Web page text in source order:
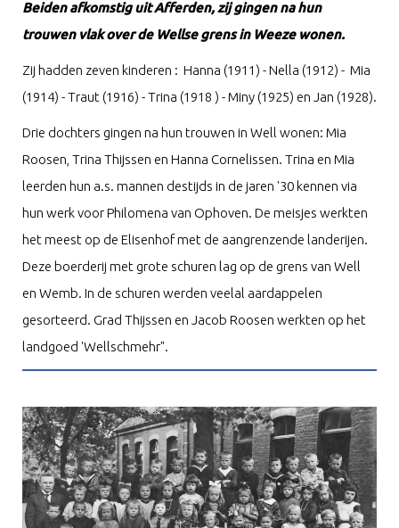
Beiden afkomstig uit Afferden, zij gingen na hun
trouwen vlak over de Wellse grens in Weeze wonen.
Zij hadden zeven kinderen : Hanna (1911) - Nella (1912) - Mia
(1914) - Traut (1916) - Trina (1918 ) - Miny (1925) en Jan (1928).
Drie dochters gingen na hun trouwen in Well wonen: Mia
Roosen, Trina Thijssen en Hanna Cornelissen. Trina en Mia
leerden hun a.s. mannen destijds in de jaren '30 kennen via
hun werk voor Philomena van Ophoven. De meisjes werkten
het meest op de Elisenhof met de aangrenzende landerijen.
Deze boerderij met grote schuren lag op de grens van Well
en Wemb. In de schuren werden veelal aardappelen
gesorteerd. Grad Thijssen en Jacob Roosen werkten op het
landgoed 'Wellschmehr".